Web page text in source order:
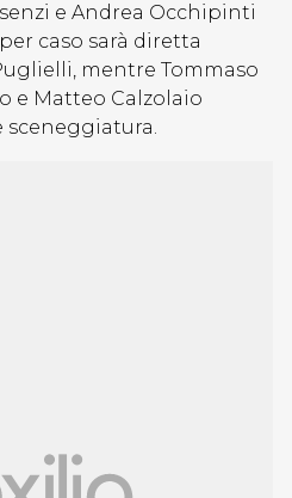
e Andrea Occhipinti
caso sarà diretta
mentre Tommaso
e Matteo Calzolaio